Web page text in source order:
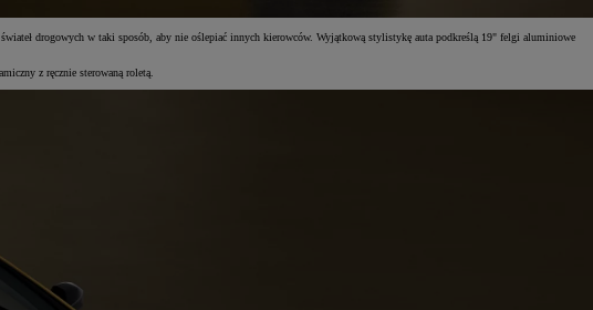
drogowych w taki sposób, aby nie oślepiać innych kierowców. Wyjątkową stylistykę auta podkreślą 19" felgi aluminiowe
z ręcznie sterowaną roletą.